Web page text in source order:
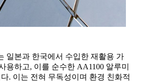
일본과 한국에서 수입한 재활용 가
용하고, 이를 순수한 AA1100 알루미
. 이는 전혀 무독성이며 환경 친화적